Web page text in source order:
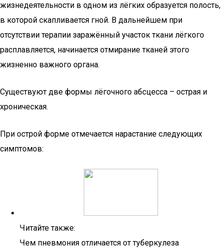
жизнедеятельности в одном из лёгких образуется полость,
в которой скапливается гной. В дальнейшем при
отсутствии терапии заражённый участок ткани лёгкого
расплавляется, начинается отмирание тканей этого
жизненно важного органа.
Существуют две формы лёгочного абсцесса – острая и
хроническая.
При острой форме отмечается нарастание следующих
симптомов:
Читайте также:
Чем пневмония отличается от туберкулеза